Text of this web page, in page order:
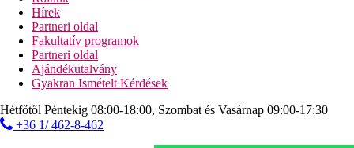
Strand
Napágyak a strandon térítés ellenében
Napernyők a strandon térítés ellenében
Tengerparti nyaralás
Medencék
Gyermekmedence
Hírek
Partneri oldal
Fakultatív programok
Partneri oldal
Ajándékutalvány
Gyakran Ismételt Kérdések
Hétfőtől Péntekig 08:00-18:00, Szombat és Vasárnap 09:00-17:30
+36 1/ 462-8-462